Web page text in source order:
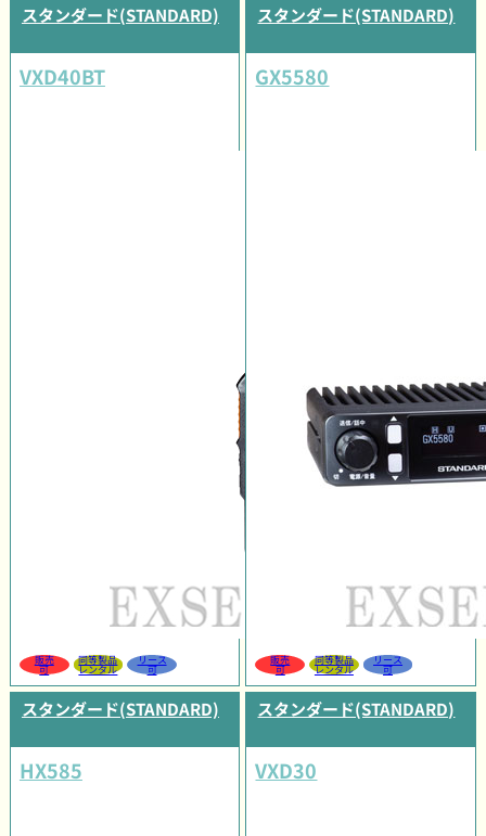
スタンダード(STANDARD)
VXD40BT
販売
可
同等製品
レンタル
リース
可
スタンダード(STANDARD)
GX5580
販売
可
同等製品
レンタル
リース
可
スタンダード(STANDARD)
HX585
スタンダード(STANDARD)
VXD30